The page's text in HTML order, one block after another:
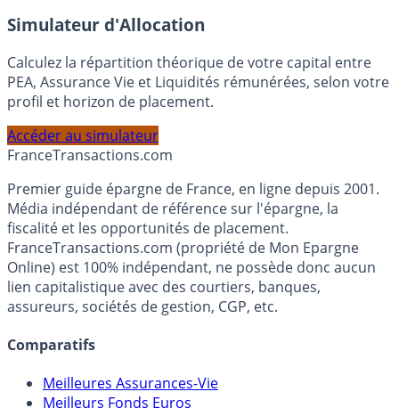
En savoir plus
Simulateur d'Allocation
Calculez la répartition théorique de votre capital entre
PEA, Assurance Vie et Liquidités rémunérées, selon votre
profil et horizon de placement.
FranceTransactions.com
Premier guide épargne de France, en ligne depuis 2001.
Média indépendant de référence sur l'épargne, la
fiscalité et les opportunités de placement.
FranceTransactions.com (propriété de Mon Epargne
Online) est 100% indépendant, ne possède donc aucun
lien capitalistique avec des courtiers, banques,
assureurs, sociétés de gestion, CGP, etc.
Comparatifs